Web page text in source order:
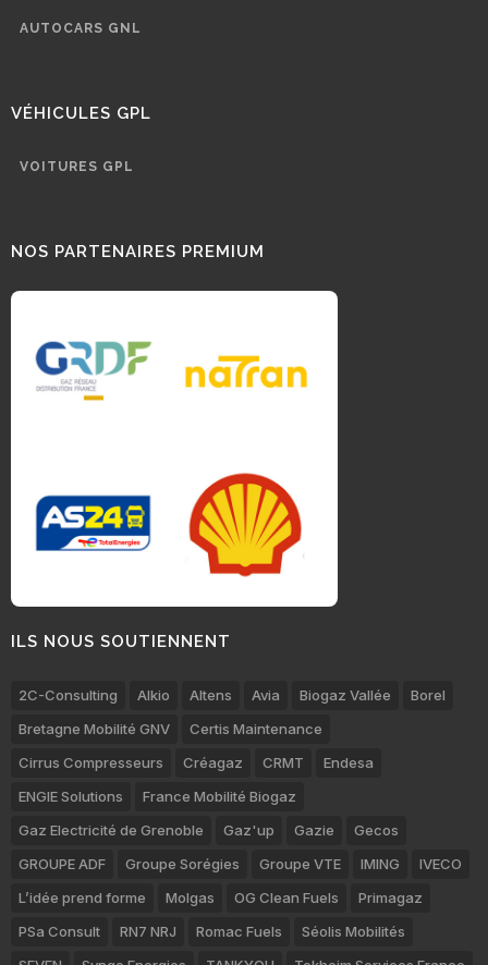
AUTOCARS GNL
VÉHICULES GPL
VOITURES GPL
NOS PARTENAIRES PREMIUM
ILS NOUS SOUTIENNENT
2C-Consulting Alkio Altens Avia Biogaz Vallée
Borel
Bretagne Mobilité GNV
Certis Maintenance
Cirrus Compresseurs
Créagaz CRMT
Endesa
ENGIE Solutions
France Mobilité Biogaz
Gaz Electricité de Grenoble
Gaz'up Gazie
Gecos
GROUPE ADF
Groupe Sorégies Groupe VTE IMING
IVECO
L’idée prend forme
Molgas OG Clean Fuels
Primagaz
PSa Consult
RN7 NRJ Romac Fuels
Séolis Mobilités